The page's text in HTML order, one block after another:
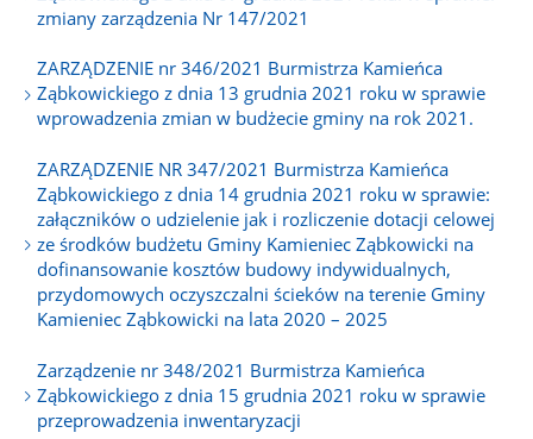
zmiany zarządzenia Nr 147/2021
ZARZĄDZENIE nr 346/2021 Burmistrza Kamieńca
Ząbkowickiego z dnia 13 grudnia 2021 roku w sprawie
wprowadzenia zmian w budżecie gminy na rok 2021.
ZARZĄDZENIE NR 347/2021 Burmistrza Kamieńca
Ząbkowickiego z dnia 14 grudnia 2021 roku w sprawie:
załączników o udzielenie jak i rozliczenie dotacji celowej
ze środków budżetu Gminy Kamieniec Ząbkowicki na
dofinansowanie kosztów budowy indywidualnych,
przydomowych oczyszczalni ścieków na terenie Gminy
Kamieniec Ząbkowicki na lata 2020 – 2025
Zarządzenie nr 348/2021 Burmistrza Kamieńca
Ząbkowickiego z dnia 15 grudnia 2021 roku w sprawie
przeprowadzenia inwentaryzacji